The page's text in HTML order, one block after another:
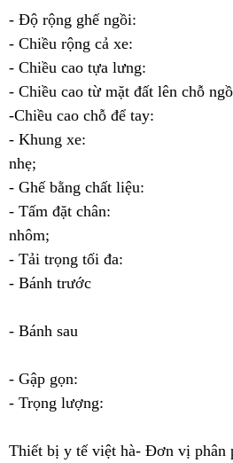
- Độ rộng ghế ngồi:
- Chiều rộng cả xe:
- Chiều cao tựa lưng:
- Chiều cao từ mặt đất lên chỗ
-Chiều cao chỗ để tay:
- Khung xe: Hợp
nhẹ;
- Ghế bằng chất liệu:
- Tấm đặt chân: Làm
nhôm;
- Tải trọng tối đa:
- Bánh
- Bánh sau
- Gập gọn: Xe
- Trọng lượng:
Thiết bị y tế việt hà- Đơn vị phân